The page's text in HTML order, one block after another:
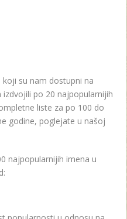
su nam dostupni na
po 20 najpopularnijih
liste za po 100 do
godine, poglejate u našoj
najpopularnijih imena u